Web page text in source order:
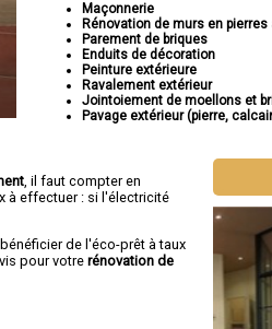
Maçonnerie
Rénovation de murs en pierres
Parement de briques
Enduits de décoration
Peinture extérieure
Ravalement extérieur
Jointoiement de moellons et
Pavage extérieur (pierre,
, il faut compter en
à effectuer : si l'électricité
de l'éco-prêt à taux
pour votre rénovation de